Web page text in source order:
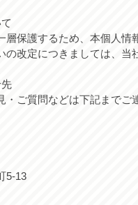
層保護するため、本個人
改定につきましては、当
ご質問などは下記までご
5-13